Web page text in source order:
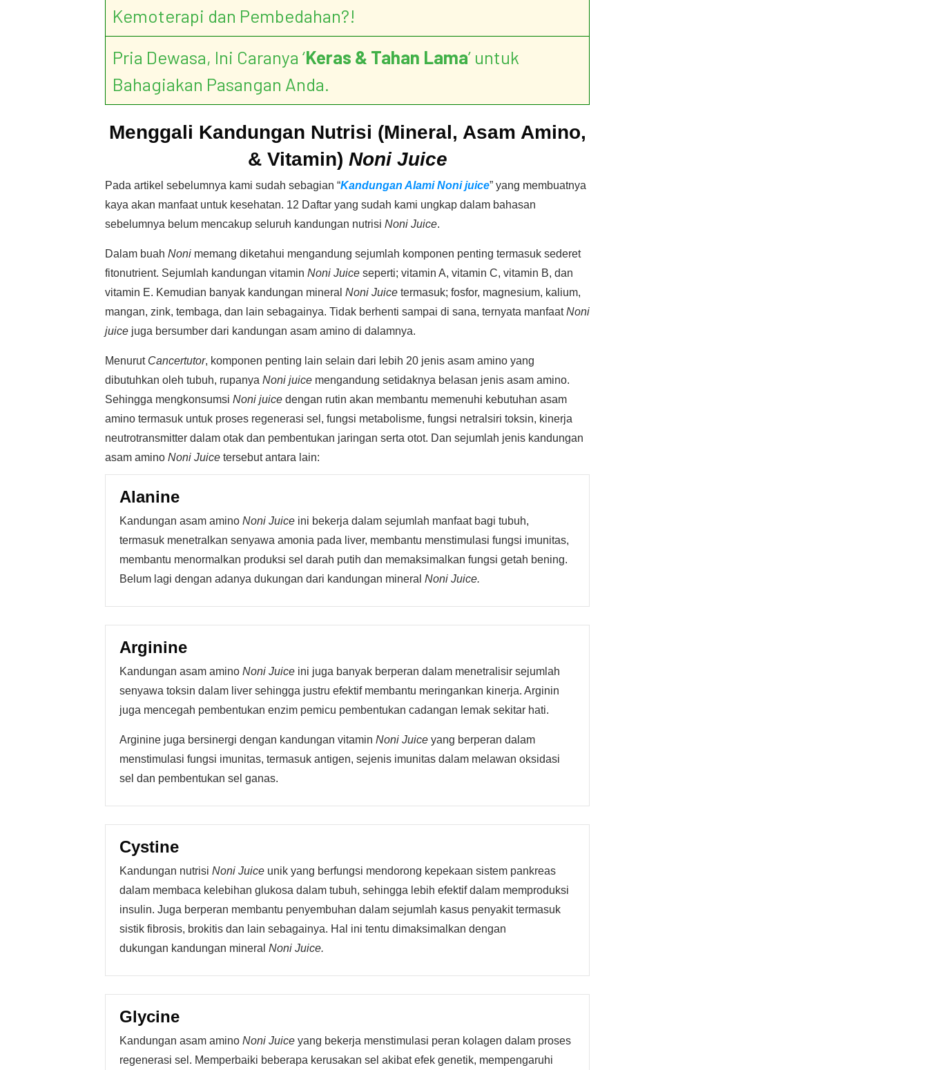
Kemoterapi dan Pembedahan?!
Pria Dewasa, Ini Caranya ‘Keras & Tahan Lama’ untuk
Bahagiakan Pasangan Anda.
Menggali Kandungan Nutrisi (Mineral, Asam Amino,
& Vitamin) Noni Juice
Pada artikel sebelumnya kami sudah sebagian “Kandungan Alami Noni juice” yang membuatnya
kaya akan manfaat untuk kesehatan. 12 Daftar yang sudah kami ungkap dalam bahasan
sebelumnya belum mencakup seluruh kandungan nutrisi Noni Juice.
Dalam buah Noni memang diketahui mengandung sejumlah komponen penting termasuk sederet
fitonutrient. Sejumlah kandungan vitamin Noni Juice seperti; vitamin A, vitamin C, vitamin B, dan
vitamin E. Kemudian banyak kandungan mineral Noni Juice termasuk; fosfor, magnesium, kalium,
mangan, zink, tembaga, dan lain sebagainya. Tidak berhenti sampai di sana, ternyata manfaatNoni
juice juga bersumber dari kandungan asam amino di dalamnya.
Menurut Cancertutor, komponen penting lain selain dari lebih 20 jenis asam amino yang
dibutuhkan oleh tubuh, rupanya Noni juice mengandung setidaknya belasan jenis asam amino.
Sehingga mengkonsumsi Noni juice dengan rutin akan membantu memenuhi kebutuhan asam
amino termasuk untuk proses regenerasi sel, fungsi metabolisme, fungsi netralsiri toksin, kinerja
neutrotransmitter dalam otak dan pembentukan jaringan serta otot. Dan sejumlah jenis kandungan
asam amino Noni Juice tersebut antara lain:
Alanine
Kandungan asam amino Noni Juice ini bekerja dalam sejumlah manfaat bagi tubuh,
termasuk menetralkan senyawa amonia pada liver, membantu menstimulasi fungsi imunitas,
membantu menormalkan produksi sel darah putih dan memaksimalkan fungsi getah bening.
Belum lagi dengan adanya dukungan dari kandungan mineral Noni Juice.
Arginine
Kandungan asam amino Noni Juice ini juga banyak berperan dalam menetralisir sejumlah
senyawa toksin dalam liver sehingga justru efektif membantu meringankan kinerja. Arginin
juga mencegah pembentukan enzim pemicu pembentukan cadangan lemak sekitar hati.
Arginine juga bersinergi dengan kandungan vitamin Noni Juice yang berperan dalam
menstimulasi fungsi imunitas, termasuk antigen, sejenis imunitas dalam melawan oksidasi
sel dan pembentukan sel ganas.
Cystine
Kandungan nutrisi Noni Juice unik yang berfungsi mendorong kepekaan sistem pankreas
dalam membaca kelebihan glukosa dalam tubuh, sehingga lebih efektif dalam memproduksi
insulin. Juga berperan membantu penyembuhan dalam sejumlah kasus penyakit termasuk
sistik fibrosis, brokitis dan lain sebagainya. Hal ini tentu dimaksimalkan dengan
dukungan kandungan mineral Noni Juice.
Glycine
Kandungan asam amino Noni Juice yang bekerja menstimulasi peran kolagen dalam proses
regenerasi sel. Memperbaiki beberapa kerusakan sel akibat efek genetik, mempengaruhi